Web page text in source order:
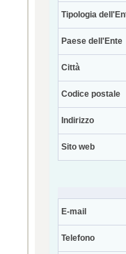
Tipologia
Paese dell'Ente
Città
Codice postale
Indirizzo
Sito web
E-mail
Telefono